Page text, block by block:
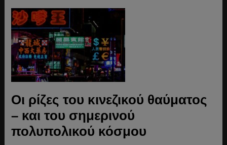
Οι ρίζες του κινεζικού θαύματος
– και του σημερινού
πολυπολικού κόσμου